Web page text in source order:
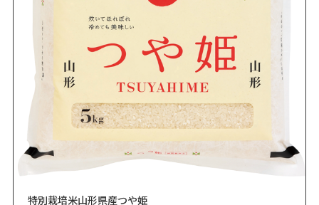
特別栽培米山形県産つや姫